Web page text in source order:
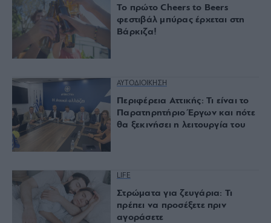
Το πρώτο Cheers to Beers
φεστιβάλ μπύρας έρχεται στη
Βάρκιζα!
ΑΥΤΟΔΙΟΙΚΗΣΗ
Περιφέρεια Αττικής: Τι είναι το
Παρατηρητήριο Έργων και πότε
θα ξεκινήσει η λειτουργία του
LIFE
Στρώματα για ζευγάρια: Τι
πρέπει να προσέξετε πριν
αγοράσετε